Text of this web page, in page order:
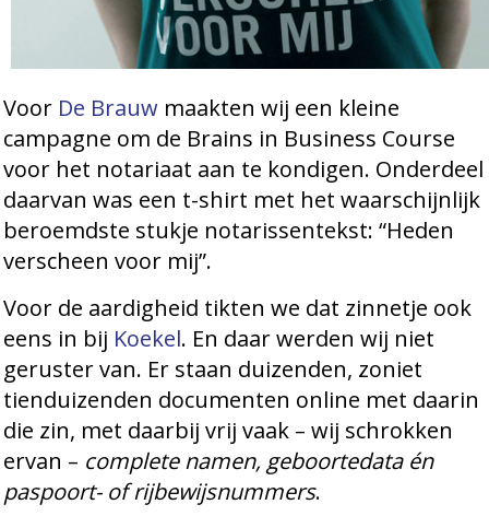
Voor De Brauwmaakten wij een kleine
campagne om de Brains in Business Course
voor het notariaat aan te kondigen. Onderdeel
daarvan was een t-shirt met het waarschijnlijk
beroemdste stukje notarissentekst: “Heden
verscheen voor mij”.
Voor de aardigheid tikten we dat zinnetje ook
eens in bij Koekel. En daar werden wij niet
geruster van. Er staan duizenden, zoniet
tienduizenden documenten online met daarin
die zin, met daarbij vrij vaak – wij schrokken
ervan – complete namen, geboortedata én
paspoort- of rijbewijsnummers.